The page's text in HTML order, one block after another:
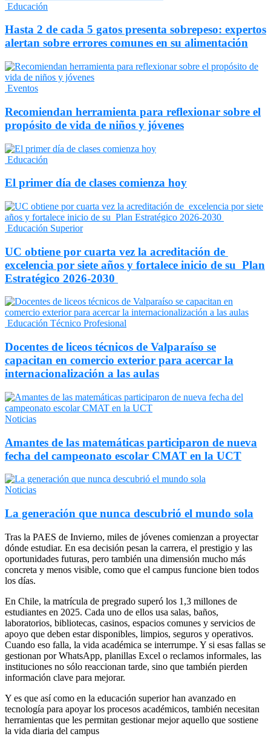
Educación
Hasta 2 de cada 5 gatos presenta sobrepeso: expertos
alertan sobre errores comunes en su alimentación
Eventos
Recomiendan herramienta para reflexionar sobre el
propósito de vida de niños y jóvenes
Educación
El primer día de clases comienza hoy
Educación Superior
UC obtiene por cuarta vez la acreditación de
excelencia por siete años y fortalece inicio de su Plan
Estratégico 2026-2030
Educación Técnico Profesional
Docentes de liceos técnicos de Valparaíso se
capacitan en comercio exterior para acercar la
internacionalización a las aulas
Noticias
Amantes de las matemáticas participaron de nueva
fecha del campeonato escolar CMAT en la UCT
Noticias
La generación que nunca descubrió el mundo sola
Tras la PAES de Invierno, miles de jóvenes comienzan a proyectar
dónde estudiar. En esa decisión pesan la carrera, el prestigio y las
oportunidades futuras, pero también una dimensión mucho más
concreta y menos visible, como que el campus funcione bien todos
los días.
En Chile, la matrícula de pregrado superó los 1,3 millones de
estudiantes en 2025. Cada uno de ellos usa salas, baños,
laboratorios, bibliotecas, casinos, espacios comunes y servicios de
apoyo que deben estar disponibles, limpios, seguros y operativos.
Cuando eso falla, la vida académica se interrumpe. Y si esas fallas se
gestionan por WhatsApp, planillas Excel o reclamos informales, las
instituciones no sólo reaccionan tarde, sino que también pierden
información clave para mejorar.
Y es que así como en la educación superior han avanzado en
tecnología para apoyar los procesos académicos, también necesitan
herramientas que les permitan gestionar mejor aquello que sostiene
la vida diaria del campus